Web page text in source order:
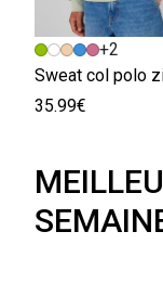
+2
Sweat col polo
35.99€